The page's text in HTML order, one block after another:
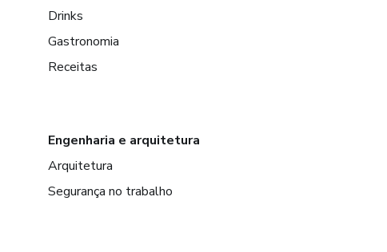
Drinks
Gastronomia
Receitas
Engenharia e arquitetura
Arquitetura
Segurança no trabalho